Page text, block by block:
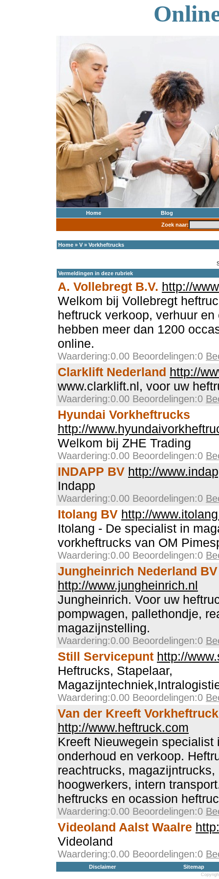
Home
Blog
Zoek naar:
Home » V » Vorkheftrucks
Vermeldingen in deze rubriek
A. Vollebregt B.V. http://
Welkom bij Vollebregt
heftruck verkoop, verhuur
hebben meer dan 1200
online.
Waardering:0.00 Beoordelingen:0
Clarklift Nederland http://
www.clarklift.nl, voor uw
Waardering:0.00 Beoordelingen:0
Hyundai Vorkheftrucks
http://
Welkom bij ZHE Trading
Waardering:0.00 Beoordelingen:0
INDAPP BV http://
Indapp
Waardering:0.00 Beoordelingen:0
Itolang BV http://
Itolang - De specialist in
vorkheftrucks van OM
Waardering:0.00 Beoordelingen:0
Jungheinrich Nederland BV
http://www.jungheinrich.nl
Jungheinrich. Voor uw
pompwagen, pallethondje,
magazijnstelling.
Waardering:0.00 Beoordelingen:0
Still Servicepunt http://
Heftrucks, Stapelaar,
Waardering:0.00 Beoordelingen:0
Van der Kreeft
http://www.heftruck.com
Kreeft Nieuwegein specialist
onderhoud en verkoop.
reachtrucks,
hoogwerkers, intern
heftrucks en ocassion
Waardering:0.00 Beoordelingen:0
Videoland Aalst Waalre
Videoland
Waardering:0.00 Beoordelingen:0
Disclaimer Sitemap